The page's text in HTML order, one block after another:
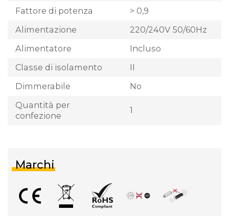
Fattore di potenza
> 0,9
Alimentazione
220/240V 50/60Hz
Alimentatore
Incluso
Classe di isolamento
II
Dimmerabile
No
Quantità per
confezione
1
Marchi